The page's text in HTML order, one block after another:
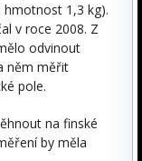
hmotnost 1,3 kg).
v roce 2008. Z
odvinout
něm měřit
pole.
na finské
by měla